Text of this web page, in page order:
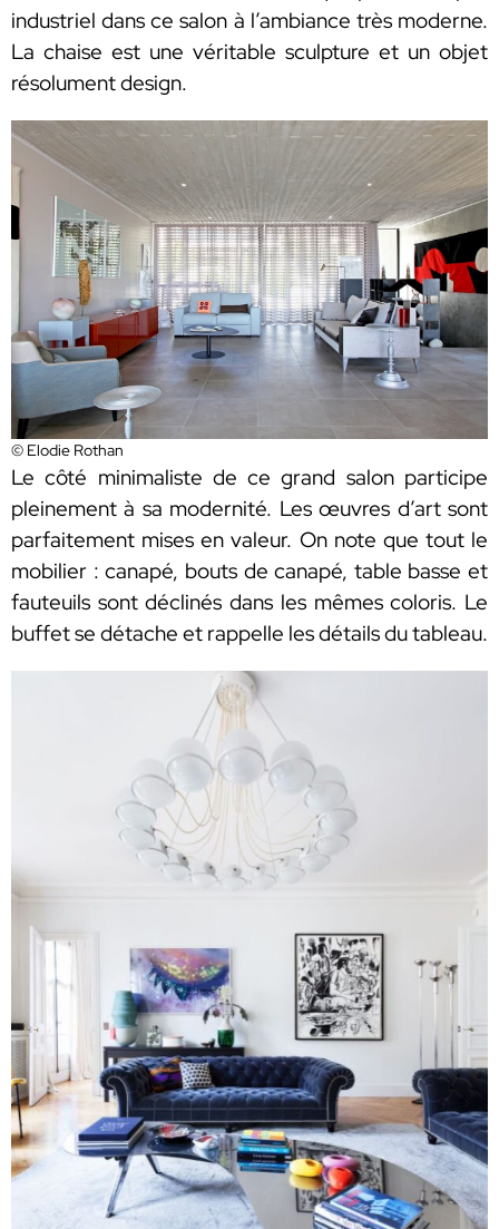
industriel dans ce salon à l’ambiance très moderne.
La chaise est une véritable sculpture et un objet
résolument design.
© Elodie Rothan
Le côté minimaliste de ce grand salon participe
pleinement à sa modernité. Les œuvres d’art sont
parfaitement mises en valeur. On note que tout le
mobilier : canapé, bouts de canapé, table basse et
fauteuils sont déclinés dans les mêmes coloris. Le
buffet se détache et rappelle les détails du tableau.